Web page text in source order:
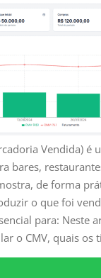
Vendida) é
bares,
de forma
o que foi
para: Neste
o CMV, quais os